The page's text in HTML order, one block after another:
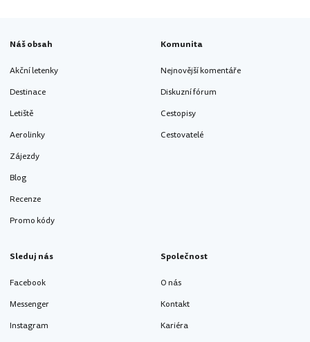
Náš obsah
Akční letenky
Destinace
Letiště
Aerolinky
Zájezdy
Blog
Recenze
Promo kódy
Komunita
Nejnovější komentáře
Diskuzní fórum
Cestopisy
Cestovatelé
Sleduj nás
Facebook
Messenger
Instagram
Společnost
O nás
Kontakt
Kariéra